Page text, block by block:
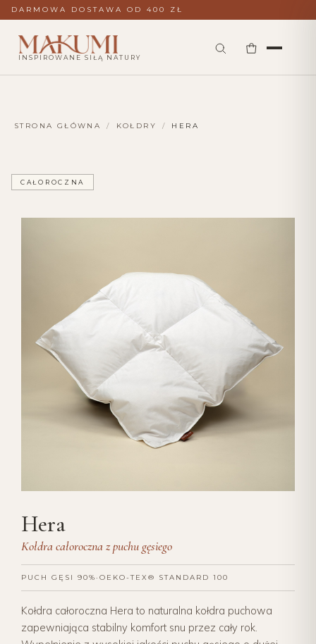
DARMOWA DOSTAWA OD 400 ZŁ
INSPIROWANE SIŁĄ NATURY
STRONA GŁÓWNA / KOŁDRY / HERA
CAŁOROCZNA
Hera
Kołdra całoroczna z puchu gęsiego
PUCH GĘSI 90%· OEKO-TEX® STANDARD 100
Kołdra całoroczna Hera to naturalna kołdra puchowa
zapewniająca stabilny komfort snu przez cały rok.